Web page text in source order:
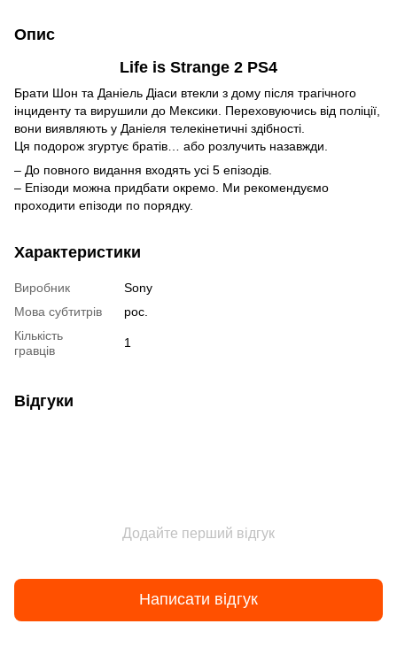
Опис
Life is Strange 2 PS4
Брати Шон та Даніель Діаси втекли з дому після трагічного
інциденту та вирушили до Мексики. Переховуючись від поліції,
вони виявляють у Даніеля телекінетичні здібності.
Ця подорож згуртує братів… або розлучить назавжди.
– До повного видання входять усі 5 епізодів.
– Епізоди можна придбати окремо. Ми рекомендуємо
проходити епізоди по порядку.
Характеристики
Виробник
Sony
Мова субтитрів
рос.
Кількість
гравців
1
Відгуки
Додайте перший відгук
Написати відгук